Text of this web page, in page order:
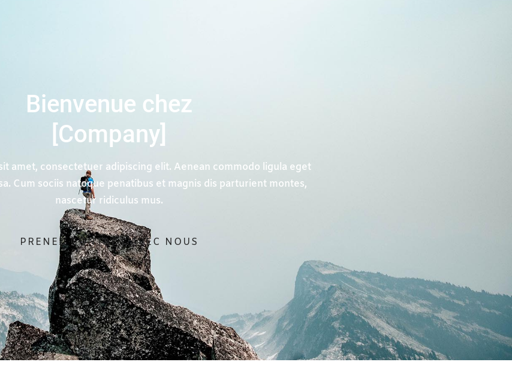
Bienvenue chez
[Company]
amet, consectetuer adipiscing elit. Aenean commodo ligula eget
Cum sociis natoque penatibus et magnis dis parturient montes,
nascetur ridiculus mus.
PRENEZ CONTACT AVEC NOUS